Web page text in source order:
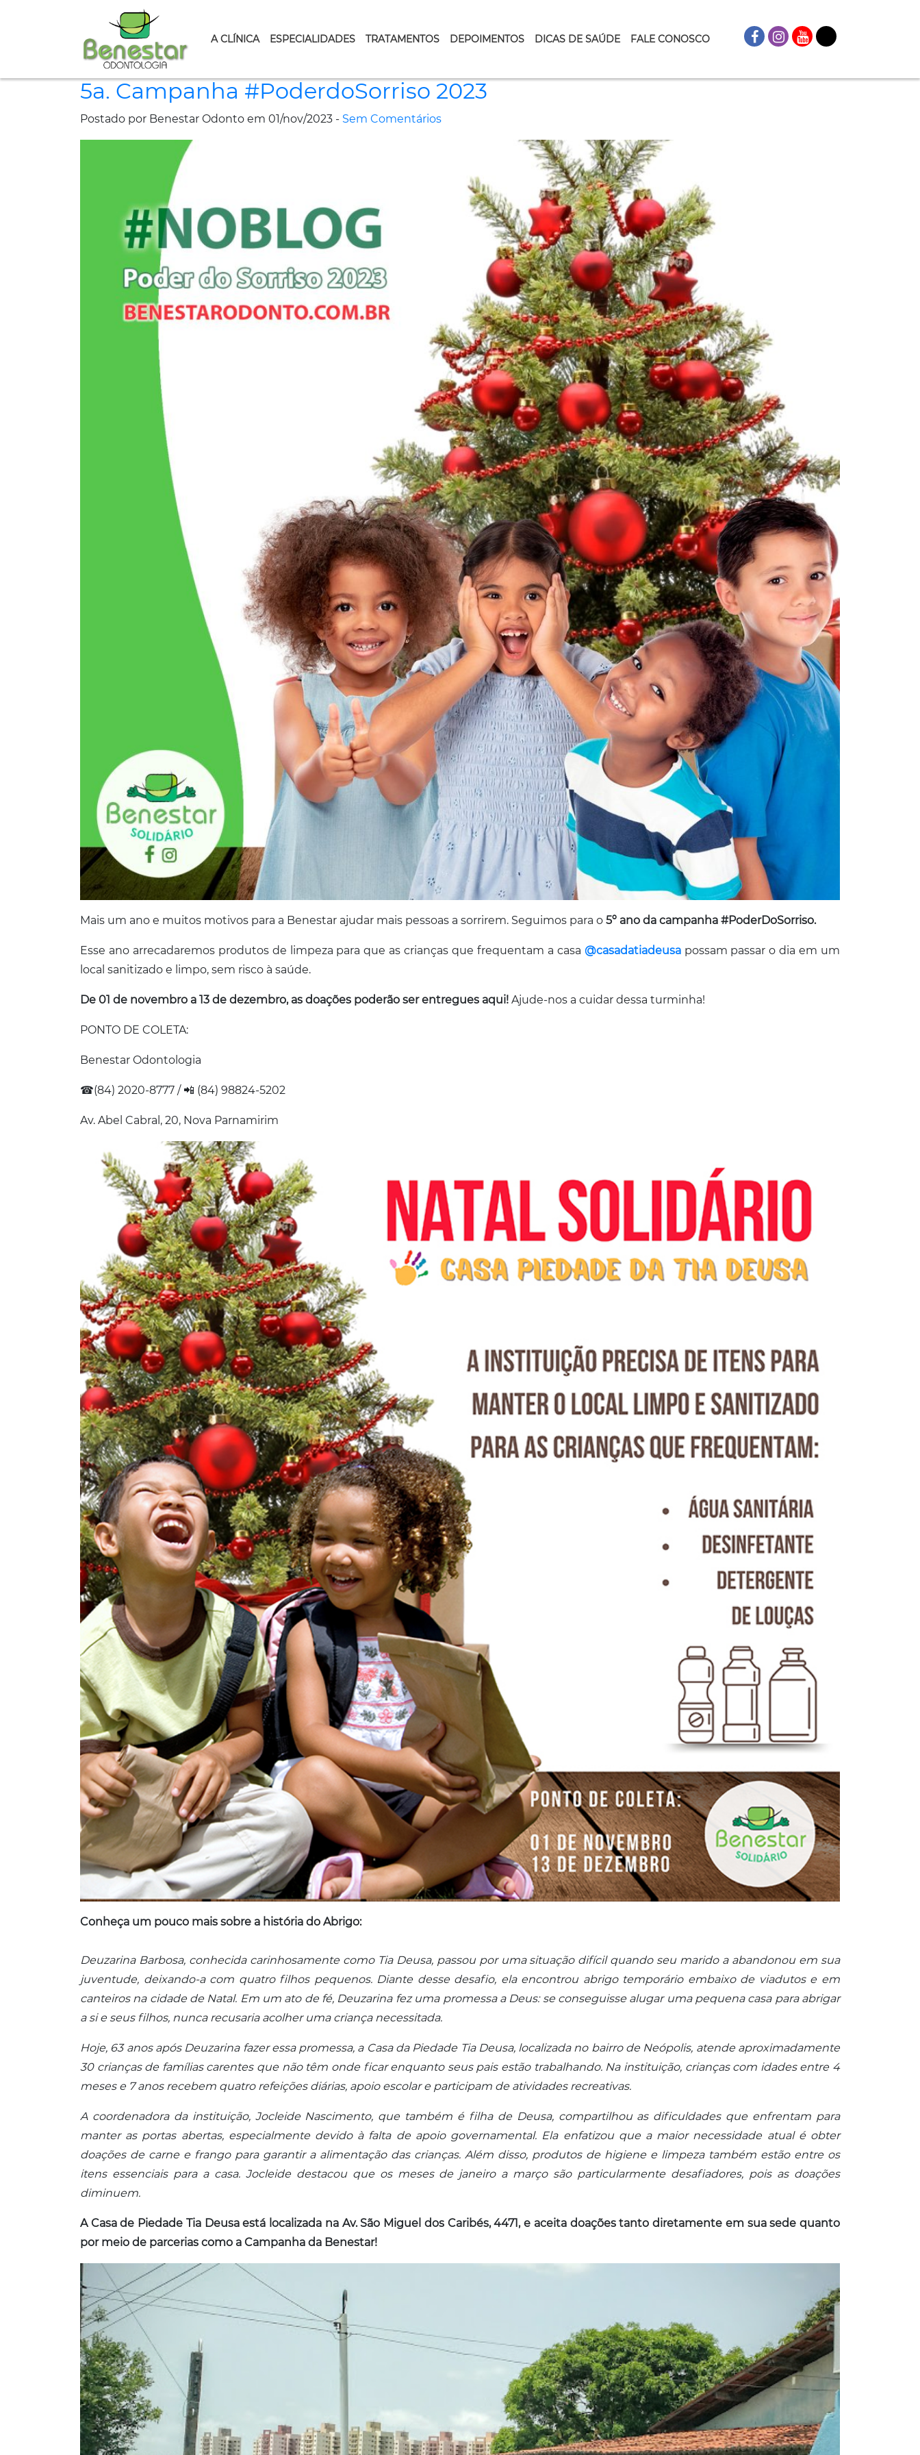
A CLÍNICA ESPECIALIDADES TRATAMENTOS DEPOIMENTOS DICAS DE SAÚDE FALE CONOSCO
5a. Campanha #PoderdoSorriso 2023
Postado por Benestar Odonto em 01/nov/2023 - Sem Comentários
Mais um ano e muitos motivos para a Benestar ajudar mais pessoas a sorrirem. Seguimos para o 5º ano da campanha #PoderDoSorriso.
Esse ano arrecadaremos produtos de limpeza para que as crianças que frequentam a casa @casadatiadeusapossam passar o dia em um
local sanitizado e limpo, sem risco à saúde.
De 01 de novembro a 13 de dezembro, as doações poderão ser entregues aqui! Ajude-nos a cuidar dessa turminha!
PONTO DE COLETA:
Benestar Odontologia
☎(84) 2020-8777 / 📲 (84) 98824-5202
Av. Abel Cabral, 20, Nova Parnamirim
Conheça um pouco mais sobre a história do Abrigo:
Deuzarina Barbosa, conhecida carinhosamente como Tia Deusa, passou por uma situação difícil quando seu marido a abandonou em sua
juventude, deixando-a com quatro filhos pequenos. Diante desse desafio, ela encontrou abrigo temporário embaixo de viadutos e em
canteiros na cidade de Natal. Em um ato de fé, Deuzarina fez uma promessa a Deus: se conseguisse alugar uma pequena casa para abrigar
a si e seus filhos, nunca recusaria acolher uma criança necessitada.
Hoje, 63 anos após Deuzarina fazer essa promessa, a Casa da Piedade Tia Deusa, localizada no bairro de Neópolis, atende aproximadamente
30 crianças de famílias carentes que não têm onde ficar enquanto seus pais estão trabalhando. Na instituição, crianças com idades entre 4
meses e 7 anos recebem quatro refeições diárias, apoio escolar e participam de atividades recreativas.
A coordenadora da instituição, Jocleide Nascimento, que também é filha de Deusa, compartilhou as dificuldades que enfrentam para
manter as portas abertas, especialmente devido à falta de apoio governamental. Ela enfatizou que a maior necessidade atual é obter
doações de carne e frango para garantir a alimentação das crianças. Além disso, produtos de higiene e limpeza também estão entre os
itens essenciais para a casa. Jocleide destacou que os meses de janeiro a março são particularmente desafiadores, pois as doações
diminuem.
A Casa de Piedade Tia Deusa está localizada na Av. São Miguel dos Caribés, 4471, e aceita doações tanto diretamente em sua sede quanto
por meio de parcerias como a Campanha da Benestar!